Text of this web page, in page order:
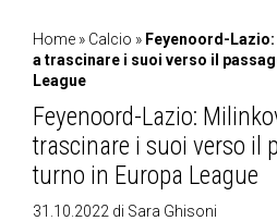
Home » Calcio » Feyenoord-
a trascinare i suoi verso il
League
Feyenoord-Lazio:
trascinare i suoi verso il
turno in Europa League
31.10.2022 di Sara Ghisoni